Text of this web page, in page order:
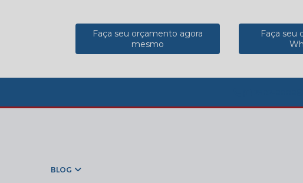
Faça seu orçamento agora
mesmo
Faça seu
BLOG